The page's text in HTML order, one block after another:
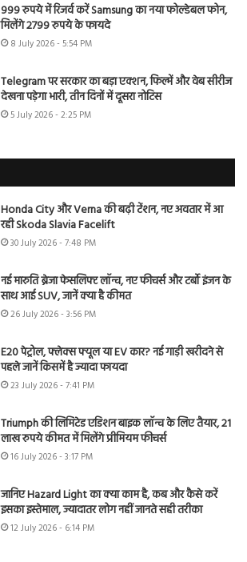
999 रुपये में रिजर्व करें Samsung का नया फोल्डेबल फोन,
मिलेंगे 2799 रुपये के फायदे
8 July 2026 - 5:54 PM
Telegram पर सरकार का बड़ा एक्शन, फिल्में और वेब सीरीज
देखना पड़ेगा भारी, तीन दिनों में दूसरा नोटिस
5 July 2026 - 2:25 PM
Honda City और Verna की बढ़ी टेंशन, नए अवतार में आ
रही Skoda Slavia Facelift
30 July 2026 - 7:48 PM
नई मारुति ब्रेजा फेसलिफ्ट लॉन्च, नए फीचर्स और टर्बो इंजन के
साथ आई SUV, जानें क्या है कीमत
26 July 2026 - 3:56 PM
E20 पेट्रोल, फ्लेक्स फ्यूल या EV कार? नई गाड़ी खरीदने से
पहले जानें किसमें है ज्यादा फायदा
23 July 2026 - 7:41 PM
Triumph की लिमिटेड एडिशन बाइक लॉन्च के लिए तैयार, 21
लाख रुपये कीमत में मिलेंगे प्रीमियम फीचर्स
16 July 2026 - 3:17 PM
जानिए Hazard Light का क्या काम है, कब और कैसे करें
इसका इस्तेमाल, ज्यादातर लोग नहीं जानते सही तरीका
12 July 2026 - 6:14 PM